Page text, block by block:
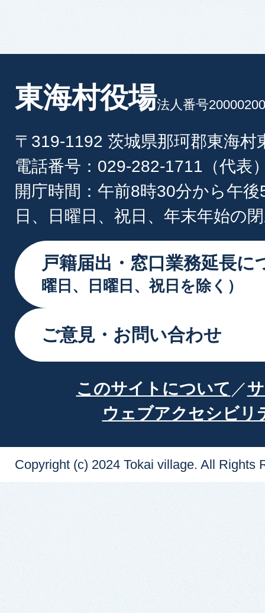
東海村役場法人番号
〒319-1192 茨城県那珂郡東海村
電話番号：029-282-1711（代表
開庁時間：午前8時30分から午
日、日曜日、祝日、年末年始の
戸籍届出・窓口業務延長に
曜日、日曜日、祝日を除く）
ご意見・お問い合わせ
このサイトについて
ウェブアクセシビリ
Copyright (c) 2024 Tokai village. All Rights